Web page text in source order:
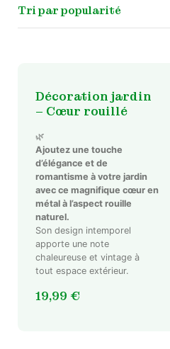
Décoration jardin
– Cœur rouillé
🌿
Ajoutez une touche
d’élégance et de
romantisme à votre jardin
avec ce magnifique cœur en
métal à l’aspect rouille
naturel.
Son design intemporel
apporte une note
chaleureuse et vintage à
tout espace extérieur.
19,99 €